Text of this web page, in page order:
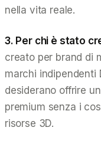
nella vita reale.
3. Per chi è stato
creato per brand di
marchi indipendenti
desiderano offrire
premium senza i
risorse 3D.